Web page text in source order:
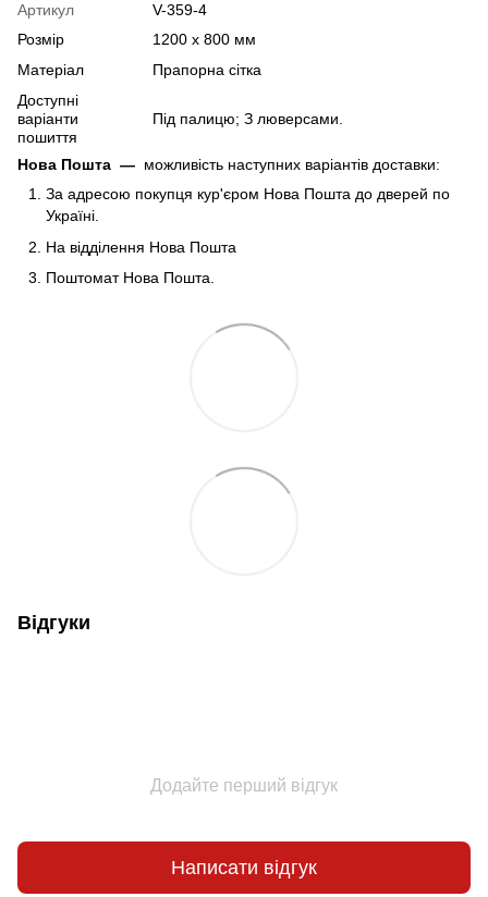
Артикул
V-359-4
Розмір
1200 х 800 мм
Матеріал
Прапорна сітка
Доступні
варіанти
пошиття
Під палицю; З люверсами.
Нова Пошта — можливість наступних варіантів доставки:
За адресою покупця кур'єром Нова Пошта до дверей по
Україні.
На відділення Нова Пошта
Поштомат Нова Пошта.
Відгуки
Додайте перший відгук
Написати відгук